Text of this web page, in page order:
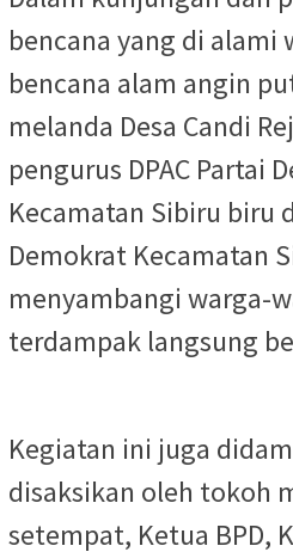
bencana yang di alami
bencana alam angin
melanda Desa Candi
pengurus DPAC Partai
Kecamatan Sibiru biru
Demokrat Kecamatan
menyambangi warga-
terdampak langsung
Kegiatan ini juga
disaksikan oleh tokoh
setempat, Ketua BPD,